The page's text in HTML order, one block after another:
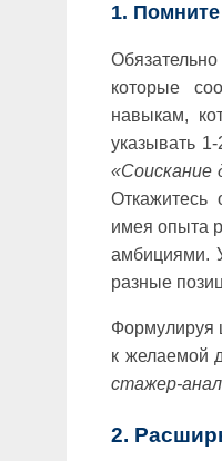
1.
которые
навыкам,
указывать
«Соискание
Откажитесь
имея опыта
амбициями.
разные
Формулируя
к желаемой
стажер-
2.